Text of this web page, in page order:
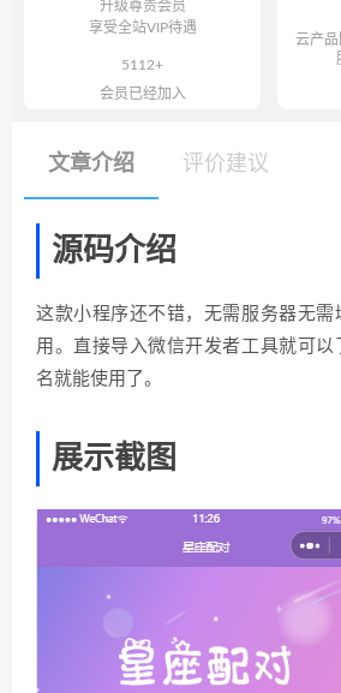
升级尊贵会员
享受全站VIP待遇
5112+
会员已经加入
云产
文章介绍 评价建议
源码介绍
这款小程序还不错，无需服务器无需
用。直接导入微信开发者工具就可
名就能使用了。
展示截图